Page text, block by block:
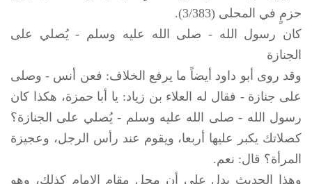
حزمٍ في المحلى (3/383).
كان رسول الله - صلى الله عليه وسلم - يُصلي على
الجنازة
وقد روى أبو داود أيضاً ما يرفع الخلاف: فعن أنس - وصلى
على جنازة - فقال له العلاء بن زياد: يا أبا حمزة، هكذا كان
رسول الله - صلى الله عليه وسلم - يُصلي على الجنازة؟
كصلاتك يكبر عليها أربعا، ويقوم عند رأس الرجل، وعجيزة
المرأة؟ قال: نعم.
وهذا الحديث يدل على أن محل مقام الإمام كذلك، وهو